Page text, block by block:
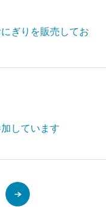
ぎりを販売してお
しています